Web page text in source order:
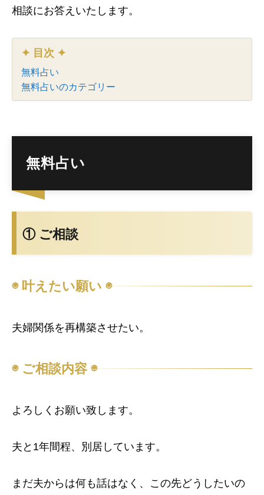
相談にお答えいたします。
✦ 目次 ✦
無料占い
無料占いのカテゴリー
無料占い
① ご相談
◉ 叶えたい願い ◉
夫婦関係を再構築させたい。
◉ ご相談内容 ◉
よろしくお願い致します。
夫と1年間程、別居しています。
まだ夫からは何も話はなく、この先どうしたいの